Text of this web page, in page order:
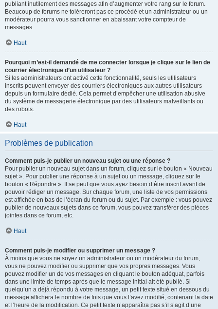
publiant inutilement des messages afin d’augmenter votre rang sur le forum.
Beaucoup de forums ne toléreront pas ce procédé et un administrateur ou un
modérateur pourra vous sanctionner en abaissant votre compteur de
messages.
Haut
Pourquoi m’est-il demandé de me connecter lorsque je clique sur le lien de
courrier électronique d’un utilisateur ?
Si les administrateurs ont activé cette fonctionnalité, seuls les utilisateurs
inscrits peuvent envoyer des courriers électroniques aux autres utilisateurs
depuis un formulaire dédié. Cela permet d’empêcher une utilisation abusive
du système de messagerie électronique par des utilisateurs malveillants ou
des robots.
Haut
Problèmes de publication
Comment puis-je publier un nouveau sujet ou une réponse ?
Pour publier un nouveau sujet dans un forum, cliquez sur le bouton « Nouveau
sujet ». Pour publier une réponse à un sujet ou un message, cliquez sur le
bouton « Répondre ». Il se peut que vous ayez besoin d’être inscrit avant de
pouvoir rédiger un message. Sur chaque forum, une liste de vos permissions
est affichée en bas de l’écran du forum ou du sujet. Par exemple : vous pouvez
publier de nouveaux sujets dans ce forum, vous pouvez transférer des pièces
jointes dans ce forum, etc.
Haut
Comment puis-je modifier ou supprimer un message ?
À moins que vous ne soyez un administrateur ou un modérateur du forum,
vous ne pouvez modifier ou supprimer que vos propres messages. Vous
pouvez modifier un de vos messages en cliquant le bouton adéquat, parfois
dans une limite de temps après que le message initial ait été publié. Si
quelqu’un a déjà répondu à votre message, un petit texte situé en dessous du
message affichera le nombre de fois que vous l’avez modifié, contenant la date
et l’heure de la modification. Ce petit texte n’apparaîtra pas s’il s’agit d’une